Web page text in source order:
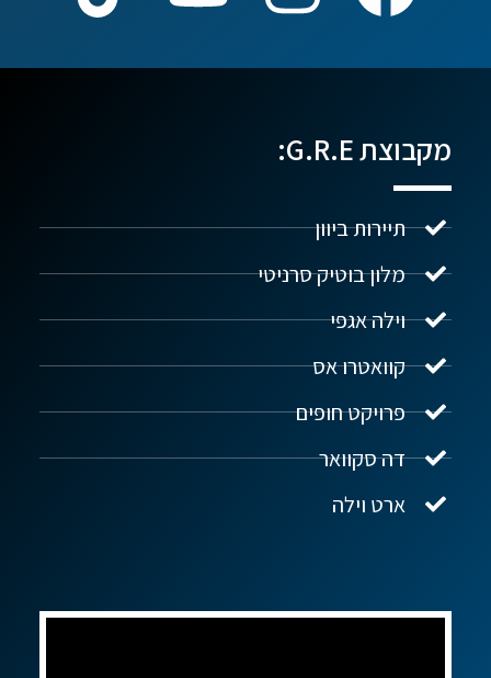
מקבוצת G.R.E:
תיירות ביוון
מלון בוטיק סרניטי
וילה אגפי
קוואטרו אס
פרויקט חופים
דה סקוואר
ארט וילה
נדל"ן ביוון G.R.E
שלום! איך אפשר לעזור?